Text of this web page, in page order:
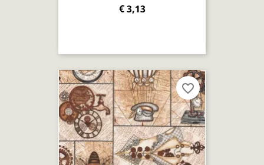
€ 3,13
favorite_border